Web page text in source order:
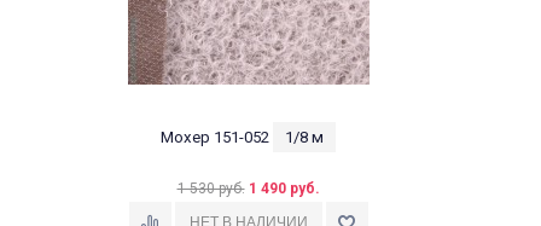
Мохер 151-052 1/8 м
1 530 руб. 1 490 руб.